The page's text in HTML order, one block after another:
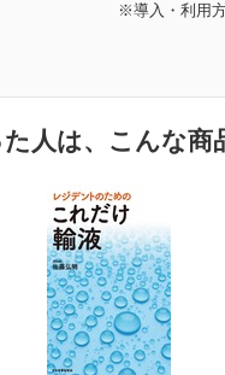
※導入・利用
人は、こんな商